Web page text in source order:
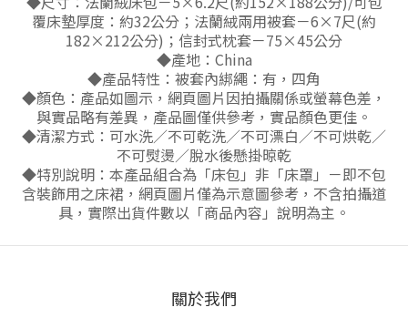
覆床墊厚度：約32公分；法蘭絨兩用被套－6×7尺(約
182×212公分)；信封式枕套－75×45公分
◆產地：China
◆產品特性：被套內綁繩：有，四角
◆顏色：產品如圖示，網頁圖片因拍攝關係或螢幕色差，
與實品略有差異，產品圖僅供參考，實品顏色更佳。
◆清潔方式：可水洗／不可乾洗／不可漂白／不可烘乾／
不可熨燙／脫水後懸掛晾乾
◆特別說明：本產品組合為「床包」非「床罩」－即不包
含裝飾用之床裙，網頁圖片僅為示意圖參考，不含拍攝道
具，實際出貨件數以「商品內容」說明為主。
關於我們